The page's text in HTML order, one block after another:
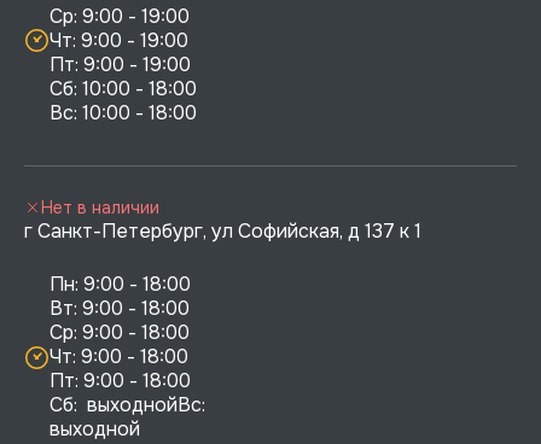
Ср: 9:00 - 19:00
Чт: 9:00 - 19:00
Пт: 9:00 - 19:00
Сб: 10:00 - 18:00
г Санкт-Петербург, ул Софийская, д 137 к 1
Пн: 9:00 - 18:00
Вт: 9:00 - 18:00
Ср: 9:00 - 18:00
Чт: 9:00 - 18:00
Пт: 9:00 - 18:00
Сб:  выходнойВс:
выходной
Нет в наличии